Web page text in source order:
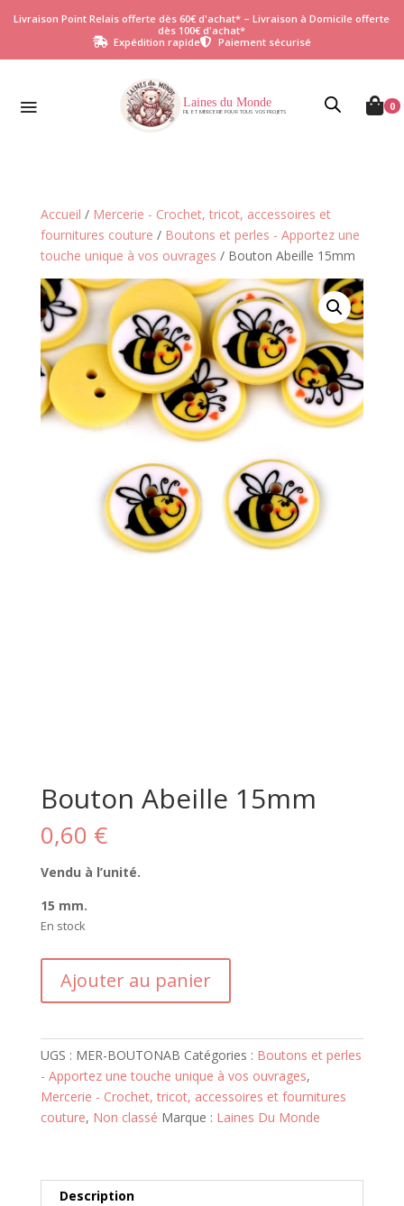
Livraison Point Relais offerte dès 60€ d'achat* – Livraison à Domicile offerte
dès 100€ d'achat*
 Expédition rapide Paiement sécurisé
Laines du Monde
FIL ET MERCERIE POUR TOUS VOS PROJETS  0
Accueil / Mercerie - Crochet, tricot, accessoires et
fournitures couture / Boutons et perles - Apportez une
touche unique à vos ouvrages / Bouton Abeille 15mm
Bouton Abeille 15mm
0,60 €
Vendu à l’unité.
15 mm.
En stock
Bouton
15mm
Ajouter au panier
UGS : MER-BOUTONAB Catégories : Boutons et perles
- Apportez une touche unique à vos ouvrages,
Mercerie - Crochet, tricot, accessoires et fournitures
couture, Non classé Marque : Laines Du Monde
Description